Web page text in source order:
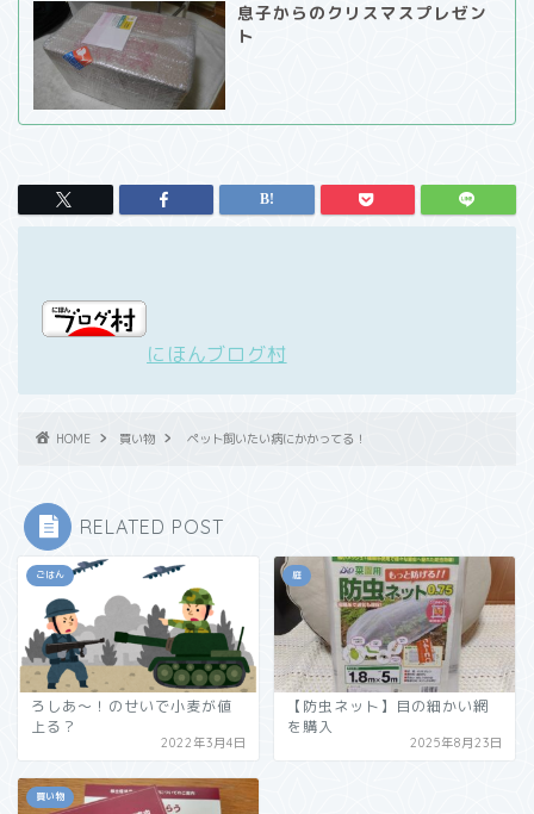
息子からのクリスマスプレゼン
ト
にほんブログ村
HOME 買い物 ペット飼いたい病にかかってる！
RELATED POST
ごはん
ろしあ～！のせいで小麦が値
上る？
2022年3月4日
庭
【防虫ネット】目の細かい網
を購入
2025年8月23日
買い物